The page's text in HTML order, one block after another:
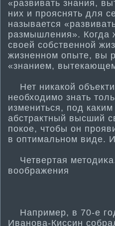
«развивать знания,
них и прояснять для
называется
размышления». Когда
своей собственной
жизненном опыте, вы
«знанием,
Нет никакой
необходимо знать
измениться, под
абстрактный высший
покое, чтобы он
в опти­ма­льном виде.
Четвертая
воображения
Например, в 70-е
Иванοва-Киссин